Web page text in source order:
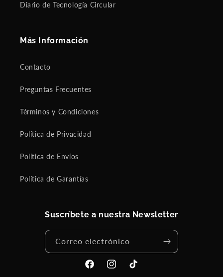
Diario de Tecnología Circular
Más Información
Contacto
Preguntas Frecuentes
Términos y Condiciones
Política de Privacidad
Política de Envíos
Política de Garantías
Suscríbete a nuestra Newsletter
Correo electrónico
FacebookInstagramTikTok